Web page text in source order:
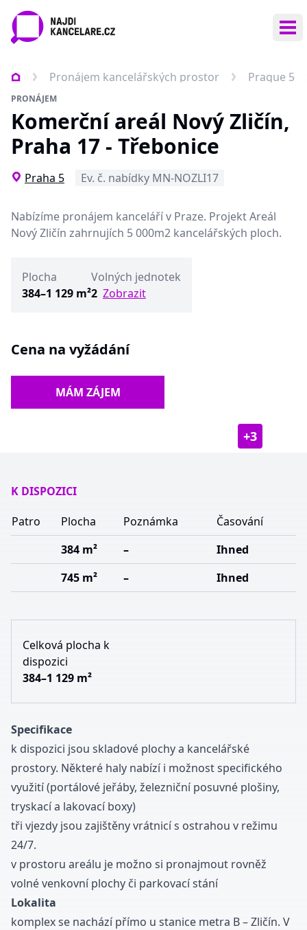
Pronájem kancelářských prostor Prague 5
PRONÁJEM
Komerční areál Nový Zličín,
Praha 17 - Třebonice
Praha 5 Ev. č. nabídky MN-NOZLI17
Nabízíme pronájem kanceláří v Praze. Projekt Areál
Nový Zličín zahrnujích 5 000m2 kancelářských ploch.
Plocha
384–1 129 m²
Volných jednotek
2 Zobrazit
Cena na vyžádání
MÁM ZÁJEM
+3
K DISPOZICI
Patro
Plocha Poznámka
Časování
384 m²
–
Ihned
745 m²
– Ihned
Celková plocha k
dispozici
384–1 129 m²
Specifikace
k dispozici jsou skladové plochy a kancelářské
prostory. Některé haly nabízí i možnost specifického
využití (portálové jeřáby, železniční posuvné plošiny,
tryskací a lakovací boxy)
tři vjezdy jsou zajištěny vrátnicí s ostrahou v režimu
24/7.
v prostoru areálu je možno si pronajmout rovněž
volné venkovní plochy či parkovací stání
Lokalita
komplex se nachází přímo u stanice metra B – Zličín. V